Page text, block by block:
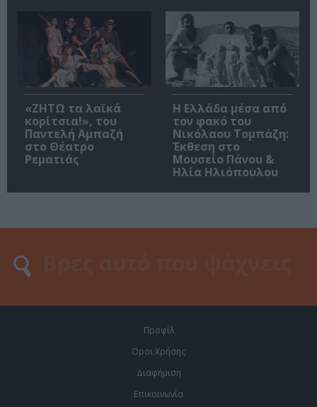
«ΖΗΤΩ τα λαϊκά
κορίτσια!», του
Παντελή Αμπαζή
στο Θέατρο
Ρεματιάς
Η Ελλάδα μέσα από
τον φακό του
Νικόλαου Τομπάζη:
Έκθεση στο
Μουσείο Πάνου &
Ηλία Ηλιόπουλου
Προφίλ
Οροι Χρήσης
Διαφήμιση
Επικοινωνία